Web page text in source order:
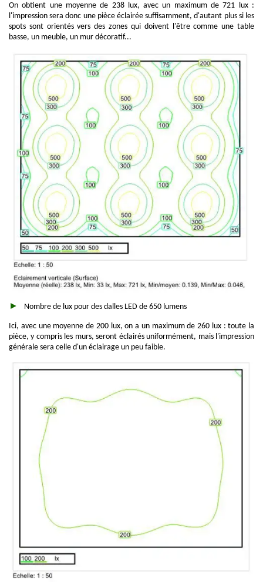
On obtient une moyenne de 238 lux, avec un maximum de 721 lux :
l'impression sera donc une pièce éclairée suffisamment, d'autant plus si les
spots sont orientés vers des zones qui doivent l'être comme une table
basse, un meuble, un mur décoratif...
Nombre de lux pour des dalles LED de 650 lumens
Ici, avec une moyenne de 200 lux, on a un maximum de 260 lux : toute la
pièce, y compris les murs, seront éclairés uniformément, mais l'impression
générale sera celle d'un éclairage un peu faible.